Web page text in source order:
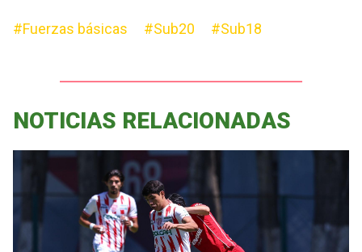
#Fuerzas básicas #Sub20 #Sub18
NOTICIAS RELACIONADAS